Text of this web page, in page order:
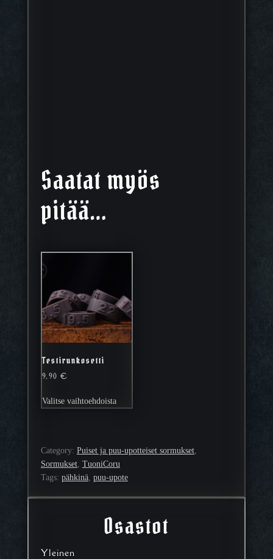
Osastot
Yleinen
Saatat myös
pitää…
Testirunkosetti
9,90€
Valitse vaihtoehdoistatuotteella
muunnelma.
Voit
tehdä
valinnat
tuotteen
Category: Puiset ja puu-upotteiset sormukset
Sormukset, TuoniCoru
Tags: pähkinä, puu-upote